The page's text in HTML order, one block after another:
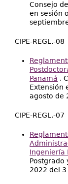
Consejo
en sesión
CIPE-REGL.-08
Panamá .
Extensión
agosto de
CIPE-REGL.-07
Ingeniería
Postgrado
2022 del